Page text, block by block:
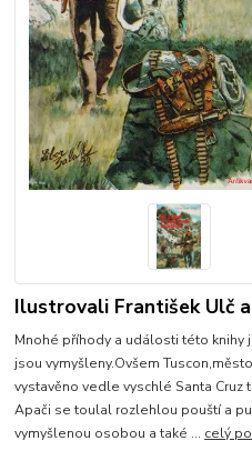
Ilustrovali František Ulč
Mnohé příhody a události této
jsou vymyšleny.Ovšem
vystavěno vedle vyschlé Santa Cruz
Apači se toulal rozlehlou pouští a
vymyšlenou osobou a také ... celý